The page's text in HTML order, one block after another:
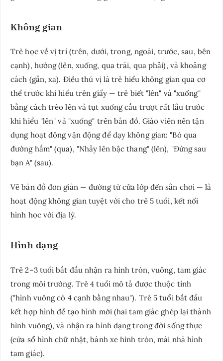
Không gian
Trẻ học về vị trí (trên, dưới, trong, ngoài, trước, sau, bên
cạnh), hướng (lên, xuống, qua trái, qua phải), và khoảng
cách (gần, xa). Điều thú vị là trẻ hiểu không gian qua cơ
thể trước khi hiểu trên giấy — trẻ biết "lên" và "xuống"
bằng cách trèo lên và tụt xuống cầu trượt rất lâu trước
khi hiểu "lên" và "xuống" trên bản đồ. Giáo viên nên tận
dụng hoạt động vận động để dạy không gian: "Bò qua
đường hầm" (qua), "Nhảy lên bậc thang" (lên), "Đứng sau
bạn A" (sau).
Vẽ bản đồ đơn giản — đường từ cửa lớp đến sân chơi — là
hoạt động không gian tuyệt vời cho trẻ 5 tuổi, kết nối
hình học với địa lý.
Hình dạng
Trẻ 2–3 tuổi bắt đầu nhận ra hình tròn, vuông, tam giác
trong môi trường. Trẻ 4 tuổi mô tả được thuộc tính
("hình vuông có 4 cạnh bằng nhau"). Trẻ 5 tuổi bắt đầu
kết hợp hình để tạo hình mới (hai tam giác ghép lại thành
hình vuông), và nhận ra hình dạng trong đời sống thực
(cửa sổ hình chữ nhật, bánh xe hình tròn, mái nhà hình
tam giác).